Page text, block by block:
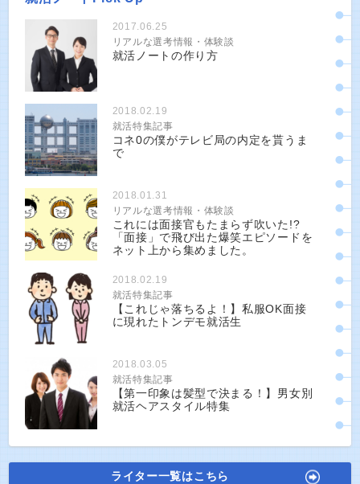
2017.06.25
リアルな選考情報・体験談
就活ノートの作り方
2018.02.19
就活特集記事
コネ0の僕がテレビ局の内定を貰うま
で
2018.01.31
リアルな選考情報・体験談
これには面接官もたまらず吹いた!?
「面接」で飛び出た爆笑エピソードを
ネット上から集めました。
2018.02.19
就活特集記事
【これじゃ落ちるよ！】私服OK面接
に現れたトンデモ就活生
2018.03.05
就活特集記事
【第一印象は髪型で決まる！】男女別
就活ヘアスタイル特集
ライター一覧はこちら